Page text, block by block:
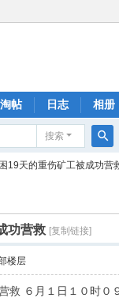
淘帖 日志 相册
搜索
搜
19天的重伤矿工被成功营
功营救 [复制链接]
楼层
救 ６月１日１０时０